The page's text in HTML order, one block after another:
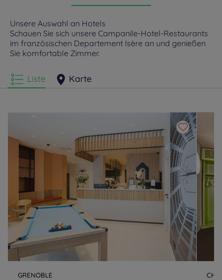
Hotels Saint Egrève Hotels Saint Martin
Hotels
Seyssins
Unsere Auswahl an Hotels
Schauen Sie sich unsere Campanile-Hotel-Restaurants
im französischen Departement Isère an und genießen
Sie komfortable Zimmer.
Liste Karte
GRENOBLE